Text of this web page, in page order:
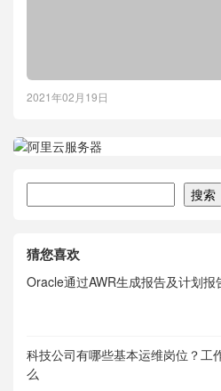
2021年02月19日
搜索
猜您喜欢
Oracle通过AWR生成报告及计划报
科技公司有哪些基本运维岗位？工
么